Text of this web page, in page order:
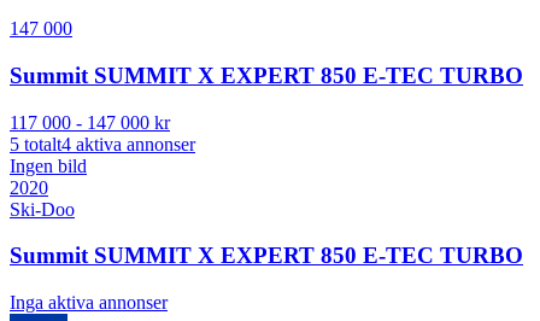
147 000
Summit SUMMIT X EXPERT 850 E-TEC TURBO
117 000 - 147 000 kr
5 totalt4 aktiva annonser
Ingen bild
2020
Ski-Doo
Summit SUMMIT X EXPERT 850 E-TEC TURBO
Inga aktiva annonser